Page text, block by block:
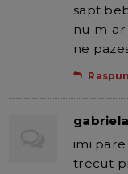
sapt
nu m-
ne
gabriela
imi
trecut